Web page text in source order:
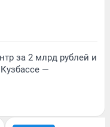
за 2 млрд рублей и
—